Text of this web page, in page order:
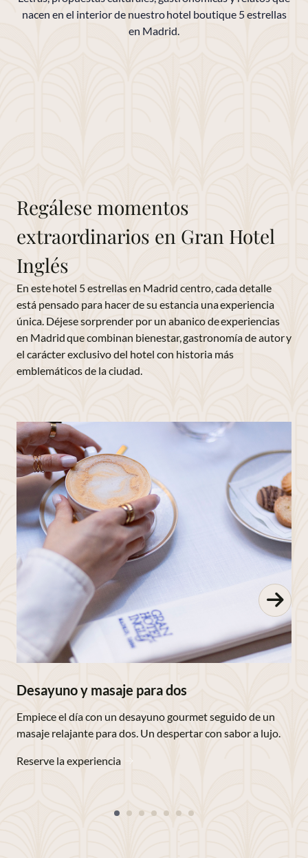
nacen en el interior de nuestro hotel boutique 5 estrellas
en Madrid.
Regálese momentos
extraordinarios en Gran Hotel
Inglés
En este hotel 5 estrellas en Madrid centro, cada detalle
está pensado para hacer de su estancia una experiencia
única. Déjese sorprender por un abanico de experiencias
en Madrid que combinan bienestar, gastronomía de autor y
el carácter exclusivo del hotel con historia más
emblemáticos de la ciudad.
Desayuno y masaje para dos
Empiece el día con un desayuno gourmet seguido de un
masaje relajante para dos. Un despertar con sabor a lujo.
Reserve la experiencia